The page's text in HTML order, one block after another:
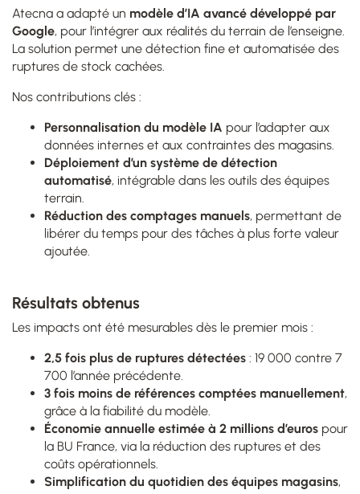
Atecna a adapté un modèle d’IA avancé développé par
Google, pour l’intégrer aux réalités du terrain de l’enseigne.
La solution permet une détection fine et automatisée des
ruptures de stock cachées.
Nos contributions clés :
Personnalisation du modèle IA pour l’adapter aux
données internes et aux contraintes des magasins.
Déploiement d’un système de détection
automatisé, intégrable dans les outils des équipes
terrain.
Réduction des comptages manuels, permettant de
libérer du temps pour des tâches à plus forte valeur
ajoutée.
Résultats obtenus
Les impacts ont été mesurables dès le premier mois :
2,5 fois plus de ruptures détectées : 19 000 contre 7
700 l’année précédente.
3 fois moins de références comptées manuellement,
grâce à la fiabilité du modèle.
Économie annuelle estimée à 2 millions d’euros pour
la BU France, via la réduction des ruptures et des
coûts opérationnels.
Simplification du quotidien des équipes magasins,